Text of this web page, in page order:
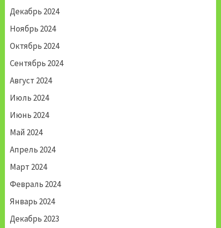
Декабрь 2024
Ноябрь 2024
Октябрь 2024
Сентябрь 2024
Август 2024
Июль 2024
Июнь 2024
Май 2024
Апрель 2024
Март 2024
Февраль 2024
Январь 2024
Декабрь 2023